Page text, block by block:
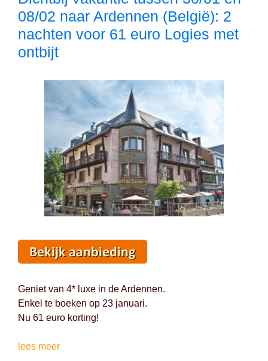
08/02 naar Ardennen (België): 2
nachten voor 61 euro Logies met
ontbijt
Geniet van 4* luxe in de Ardennen.
Enkel te boeken op 23 januari.
Nu 61 euro korting!
lees meerDichtbij